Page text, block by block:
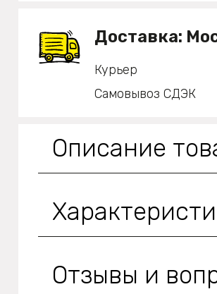
Доставка:
Курьер
Самовывоз СДЭК
Описание
Отзывы и